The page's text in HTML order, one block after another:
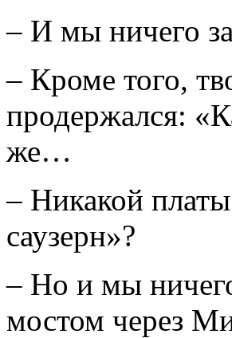
– И мы ничего
– Кроме того,
продержался:
же…
– Никакой
саузерн»?
– Но и мы
мостом через